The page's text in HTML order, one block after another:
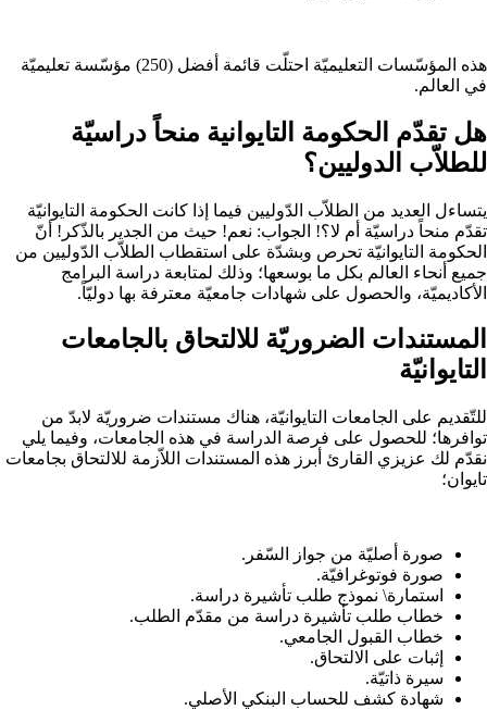
هذه المؤسّسات التعليميّة احتلّت قائمة أفضل (250) مؤسّسة تعليميّة
في العالم.
هل تقدّم الحكومة التايوانية منحاً دراسيّة
للطلاّب الدوليين؟
يتساءل العديد من الطلاّب الدّوليين فيما إذا كانت الحكومة التايوانيّة
تقدّم منحاً دراسيّة أم لا؟! الجواب: نعم! حيث من الجدير بالذّكر! أنّ
الحكومة التايوانيّة تحرص وبشدّة على استقطاب الطلاّب الدّوليين من
جميع أنحاء العالم بكل ما بوسعها؛ وذلك لمتابعة دراسة البرامج
الأكاديميّة، والحصول على شهادات جامعيّة معترفة بها دوليّاً.
المستندات الضروريّة للالتحاق بالجامعات
التايوانيّة
للتّقديم على الجامعات التايوانيّة، هناك مستندات ضروريّة لابدّ من
توافرها؛ للحصول على فرصة الدراسة في هذه الجامعات، وفيما يلي
نقدّم لك عزيزي القارئ أبرز هذه المستندات اللاّزمة للالتحاق بجامعات
تايوان؛
صورة أصليّة من جواز السّفر.
صورة فوتوغرافيّة.
استمارة\ نموذج طلب تأشيرة دراسة.
خطاب طلب تأشيرة دراسة من مقدّم الطلب.
خطاب القبول الجامعي.
إثبات على الالتحاق.
سيرة ذاتيّة.
شهادة كشف للحساب البنكي الأصلي.